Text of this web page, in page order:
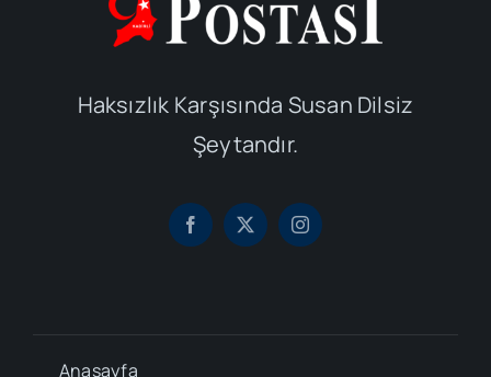
Haksızlık Karşısında Susan Dilsiz
Şeytandır.
Anasayfa